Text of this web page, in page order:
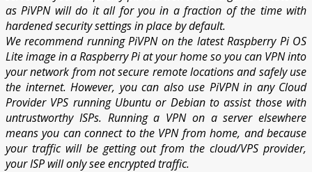
as PiVPN will do it all for you in a fraction of the time with
hardened security settings in place by default.
We recommend running PiVPN on the latest Raspberry Pi OS
Lite image in a Raspberry Pi at your home so you can VPN into
your network from not secure remote locations and safely use
the internet. However, you can also use PiVPN in any Cloud
Provider VPS running Ubuntu or Debian to assist those with
untrustworthy ISPs. Running a VPN on a server elsewhere
means you can connect to the VPN from home, and because
your traffic will be getting out from the cloud/VPS provider,
your ISP will only see encrypted traffic.